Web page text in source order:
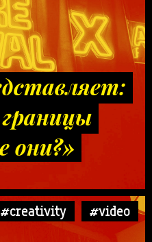
они?»
#creativity #video